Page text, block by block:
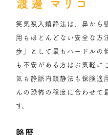
渡邊 マリコ
笑気吸入鎮静法は、鼻から
用もほとんどない安全な方
歩」として最もハードルの
も不安がある方はお気軽に
気も静脈内鎮静法も保険適
んの恐怖の程度に合わせて
す。
略歴